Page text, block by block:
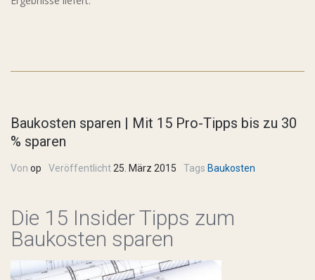
Baukosten sparen | Mit 15 Pro-Tipps bis zu 30
% sparen
Von op Veröffentlicht 25. März 2015 Tags Baukosten
Die 15 Insider Tipps zum
Baukosten sparen